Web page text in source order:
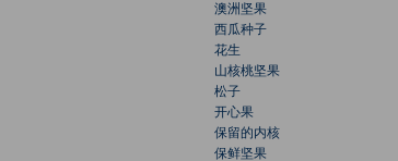
澳洲坚果
西瓜种子
花生
山核桃坚果
松子
开心果
保留的内核
保鲜坚果